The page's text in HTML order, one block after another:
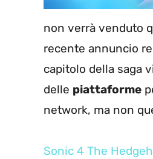
non verrà venduto
recente annuncio
capitolo della saga
delle piattaforme
network, ma non
Sonic 4 The